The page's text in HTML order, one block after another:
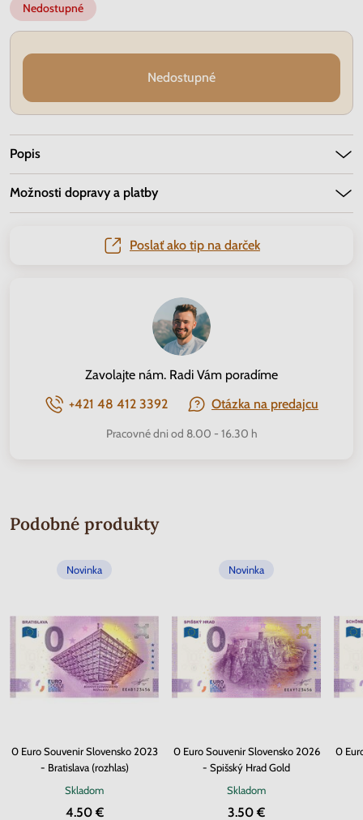
Nedostupné
Nedostupné
Popis
Možnosti dopravy a platby
Poslať ako tip na darček
Zavolajte nám. Radi Vám poradíme
+421 48 412 3392
Otázka na predajcu
Pracovné dni od 8.00 - 16.30 h
Podobné produkty
Novinka
0 Euro Souvenir Slovensko 2023
- Bratislava (rozhlas)
Skladom
4.50 €
Novinka
0 Euro Souvenir Slovensko 2026
- Spišský Hrad Gold
Skladom
3.50 €
0